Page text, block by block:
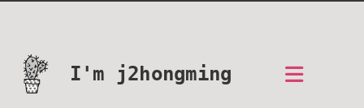
I'm j2hongming